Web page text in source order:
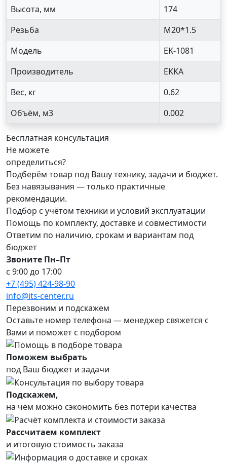
Высота, мм
174
Резьба
M20*1.5
Модель
EK-1081
Производитель
EKKA
Вес, кг
0.62
Объём, м3
0.002
Бесплатная консультация
Не можете
определиться?
Подберём товар под Вашу технику, задачи и бюджет.
Без навязывания — только практичные
рекомендации.
Подбор с учётом техники и условий эксплуатации
Помощь по комплекту, доставке и совместимости
Ответим по наличию, срокам и вариантам под
бюджет
Звоните Пн–Пт
с 9:00 до 17:00
+7 (495) 424-98-90
info@its-center.ru
Перезвоним и подскажем
Оставьте номер телефона — менеджер свяжется с
Вами и поможет с подбором
Поможем выбрать
под Ваш бюджет и задачи
Подскажем,
на чём можно сэкономить без потери качества
Рассчитаем комплект
и итоговую стоимость заказа